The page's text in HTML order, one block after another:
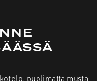
puolimatta musta